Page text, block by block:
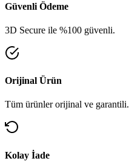
Güvenli Ödeme
3D Secure ile %100 güvenli.
Orijinal Ürün
Tüm ürünler orijinal ve garantili.
Kolay İade